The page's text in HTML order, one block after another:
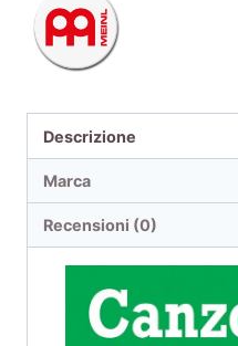
Descrizione
Marca
Recensioni (0)